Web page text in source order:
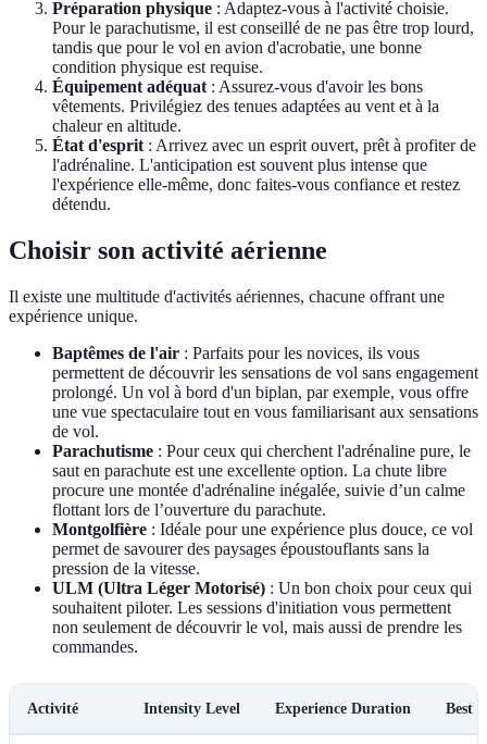
Préparation physique : Adaptez-vous à l'activité choisie.
Pour le parachutisme, il est conseillé de ne pas être trop lourd,
tandis que pour le vol en avion d'acrobatie, une bonne
condition physique est requise.
Équipement adéquat : Assurez-vous d'avoir les bons
vêtements. Privilégiez des tenues adaptées au vent et à la
chaleur en altitude.
État d'esprit : Arrivez avec un esprit ouvert, prêt à profiter de
l'adrénaline. L'anticipation est souvent plus intense que
l'expérience elle-même, donc faites-vous confiance et restez
détendu.
Choisir son activité aérienne
Il existe une multitude d'activités aériennes, chacune offrant une
expérience unique.
Baptêmes de l'air : Parfaits pour les novices, ils vous
permettent de découvrir les sensations de vol sans engagement
prolongé. Un vol à bord d'un biplan, par exemple, vous offre
une vue spectaculaire tout en vous familiarisant aux sensations
de vol.
Parachutisme : Pour ceux qui cherchent l'adrénaline pure, le
saut en parachute est une excellente option. La chute libre
procure une montée d'adrénaline inégalée, suivie d’un calme
flottant lors de l’ouverture du parachute.
Montgolfière : Idéale pour une expérience plus douce, ce vol
permet de savourer des paysages époustouflants sans la
pression de la vitesse.
ULM (Ultra Léger Motorisé) : Un bon choix pour ceux qui
souhaitent piloter. Les sessions d'initiation vous permettent
non seulement de découvrir le vol, mais aussi de prendre les
commandes.
Activité Intensity Level Experience Duration Best